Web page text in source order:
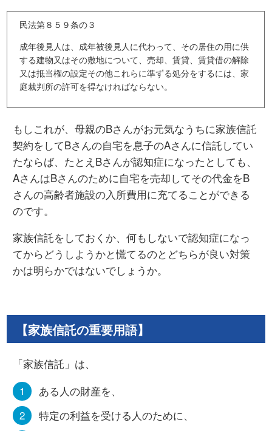
民法第８５９条の３
成年後見人は、成年被後見人に代わって、その居住の用に供
する建物又はその敷地について、売却、賃貸、賃貸借の解除
又は抵当権の設定その他これらに準ずる処分をするには、家
庭裁判所の許可を得なければならない。
もしこれが、母親のBさんがお元気なうちに家族信託
契約をしてBさんの自宅を息子のAさんに信託してい
たならば、たとえBさんが認知症になったとしても、
AさんはBさんのために自宅を売却してその代金をB
さんの高齢者施設の入所費用に充てることができる
のです。
家族信託をしておくか、何もしないで認知症になっ
てからどうしようかと慌てるのとどちらが良い対策
かは明らかではないでしょうか。
【家族信託の重要用語】
「家族信託」は、
ある人の財産を、
特定の利益を受ける人のために、